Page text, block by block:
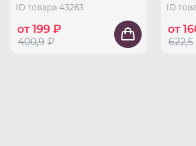
ID товара 43263
от 199 ₽
400,9 ₽
ID
от
622,5